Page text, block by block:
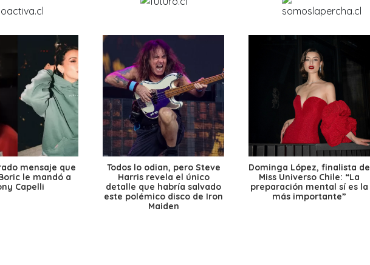
mensaje que
le mandó a
Capelli
Todos lo odian, pero Steve
Harris revela el único
detalle que habría salvado
este polémico disco de Iron
Maiden
Dominga López, finalista de
Miss Universo Chile: “La
preparación mental sí es la
más importante”